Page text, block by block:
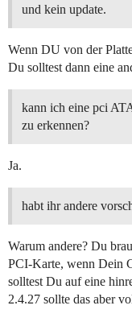
und kein update.
Wenn DU von der
Du solltest dann eine
kann ich eine pci
zu erkennen?
Ja.
habt ihr andere
Warum andere? Du
PCI-Karte, wenn Dein
solltest Du auf eine
2.4.27 sollte das aber